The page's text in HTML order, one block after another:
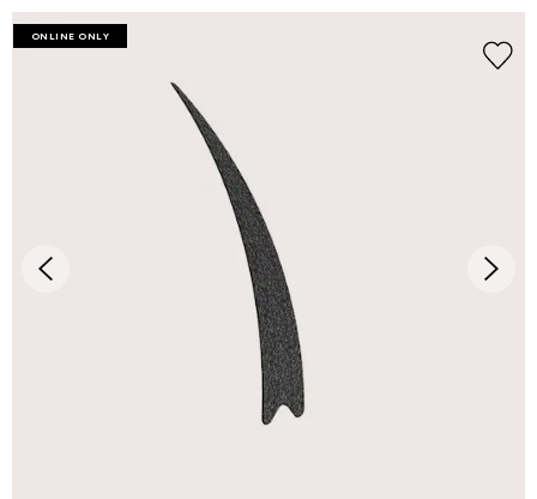
ONLINE ONLY